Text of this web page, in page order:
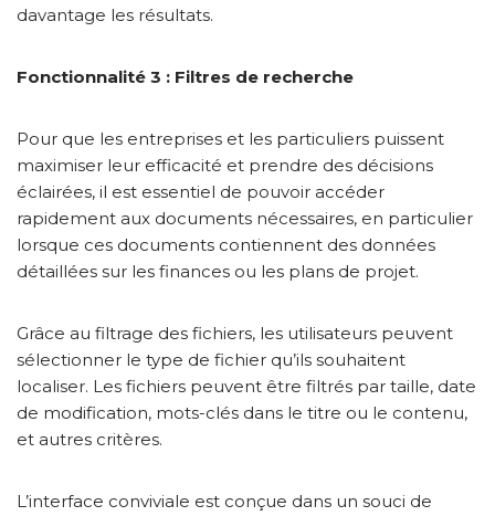
davantage les résultats.
Fonctionnalité 3 : Filtres de recherche
Pour que les entreprises et les particuliers puissent
maximiser leur efficacité et prendre des décisions
éclairées, il est essentiel de pouvoir accéder
rapidement aux documents nécessaires, en particulier
lorsque ces documents contiennent des données
détaillées sur les finances ou les plans de projet.
Grâce au filtrage des fichiers, les utilisateurs peuvent
sélectionner le type de fichier qu’ils souhaitent
localiser. Les fichiers peuvent être filtrés par taille, date
de modification, mots-clés dans le titre ou le contenu,
et autres critères.
L’interface conviviale est conçue dans un souci de